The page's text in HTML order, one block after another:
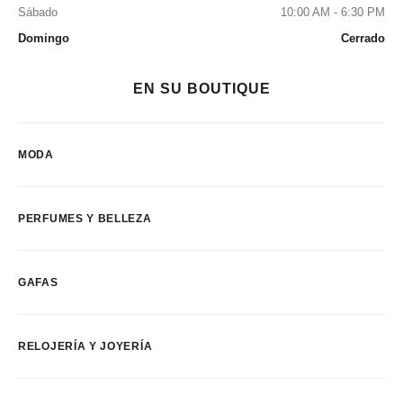
Sábado
10:00 AM - 6:30 PM
Domingo
Cerrado
EN SU BOUTIQUE
MODA
PERFUMES Y BELLEZA
GAFAS
RELOJERÍA Y JOYERÍA